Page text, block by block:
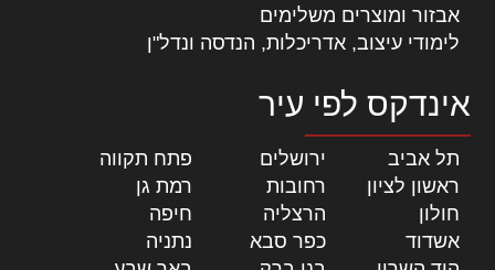
אבזור ומוצרים משלימים
לימודי עיצוב, אדריכלות, הנדסה ונדל"ן
אינדקס לפי עיר
תל אביב ירושלים פתח תקווה
ראשון לציון
רחובות רמת גן
חולון
הרצליה חיפה
אשדוד
כפר סבא נתניה